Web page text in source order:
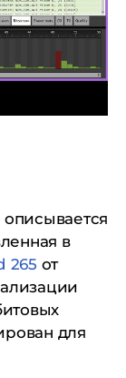
в
265 от
для